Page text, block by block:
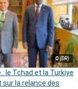
© (DR)
: le Tchad et la Türkiye
sur la relance des